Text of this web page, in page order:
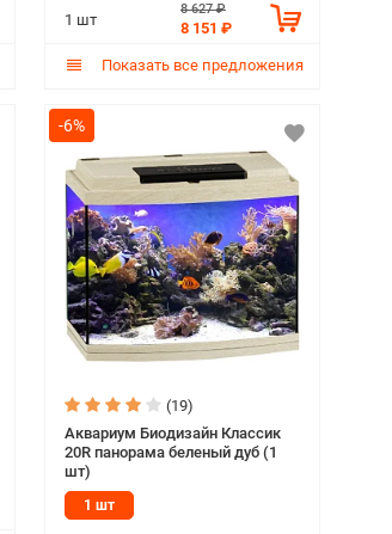
1 шт
8 627 ₽
8 151 ₽
Показать все предложения
-6%
(19)
Аквариум Биодизайн Классик
20R панорама беленый дуб (1
шт)
1 шт